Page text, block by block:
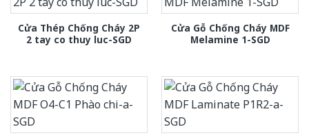
Cửa Thép Chống Cháy 2P
2 tay co thuy luc-SGD
Cửa Gỗ Chống Cháy MDF
Melamine 1-SGD